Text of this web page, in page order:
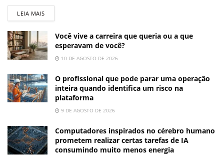
LEIA MAIS
Você vive a carreira que queria ou a que
esperavam de você?
10 DE AGOSTO DE 2026
O profissional que pode parar uma operação
inteira quando identifica um risco na
plataforma
9 DE AGOSTO DE 2026
Computadores inspirados no cérebro humano
prometem realizar certas tarefas de IA
consumindo muito menos energia